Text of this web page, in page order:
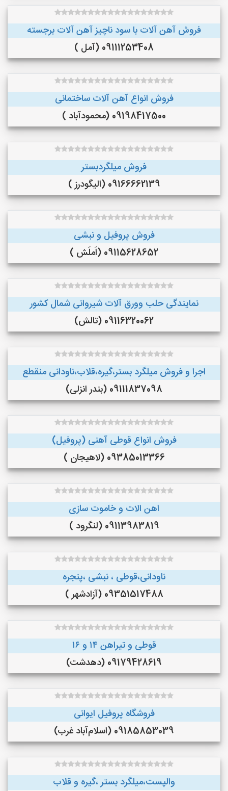
فروش آهن آلات با سود ناچیز آهن آلات برجسته
09111253408 (آمل )
فروش انواع آهن آلات ساختمانی
09198417500 (محمودآباد )
فروش میلگردبستر
09166662139 (الیگودرز )
فروش پروفیل و نبشی
09115628652 (اَملَش )
نمایندگی حلب وورق آلات شیروانی شمال کشور
09116320062 (تالش)
اجرا و فروش میلگرد بستر،گیره،قلاب،ناودانی منقطع
09111837098 (بندر انزلی)
فروش انواع قوطی آهنی (پروفیل)
09385013366 (لاهیجان )
اهن الات و خاموت سازی
09113983819 (لنگرود )
ناودانی،قوطی ، نبشی ،پنجره
09351517488 (آزادشهر )
قوطی و تیراهن ۱۴ و ۱۶
09179428619 (دهدشت)
فروشگاه پروفیل ایوانی
09185853039 (اسلام‌آباد غرب)
والپست،میلگرد بستر ،گیره و قلاب